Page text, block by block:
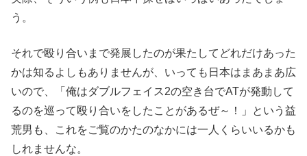
う。
それで殴り合いまで発展したのが果たしてどれだけあった
かは知るよしもありませんが、いっても日本はまあまあ広
いので、「俺はダブルフェイス2の空き台でATが発動して
るのを巡って殴り合いをしたことがあるぜ～！」という益
荒男も、これをご覧のかたのなかには一人くらいいるかも
しれませんな。